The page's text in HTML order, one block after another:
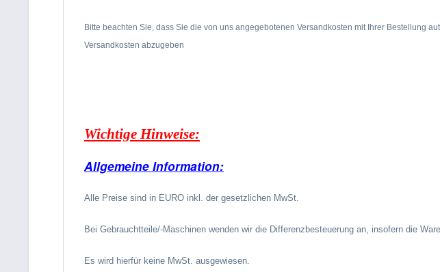
Bitte beachten Sie, dass Sie die von uns angegebotenen Versandkosten mit Ihrer Bestellung
Versandkosten abzugeben
Wichtige Hinweise:
Allgemeine Information:
Alle Preise sind in EURO inkl. der gesetzlichen MwSt.
Bei Gebrauchtteile/-Maschinen wenden wir die Differenzbesteuerung an, insofern die
Es wird hierfür keine MwSt. ausgewiesen.